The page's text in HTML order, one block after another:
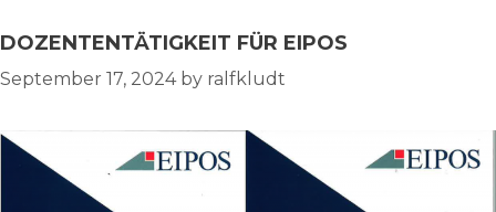
DOZENTENTÄTIGKEIT FÜR EIPOS
September 17, 2024 by ralfkludt